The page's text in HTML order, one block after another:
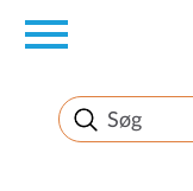
en
Borger